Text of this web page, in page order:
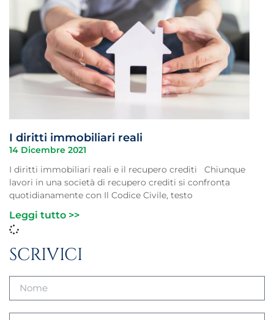
I diritti immobiliari reali
14 Dicembre 2021
I diritti immobiliari reali e il recupero crediti Chiunque
lavori in una società di recupero crediti si confronta
quotidianamente con Il Codice Civile, testo
Leggi tutto >>
SCRIVICI